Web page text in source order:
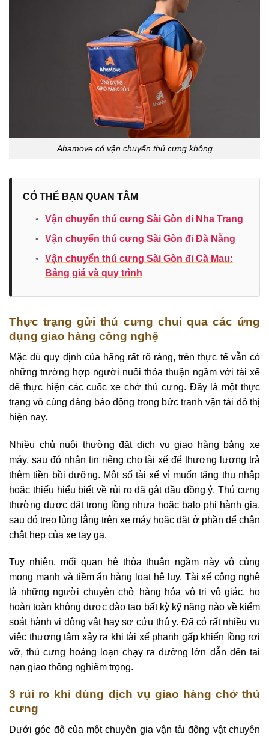
Ahamove có vận chuyển thú cưng không
CÓ THỂ BẠN QUAN TÂM
•
Vận chuyển thú cưng Sài Gòn đi Nha Trang
•
Vận chuyển thú cưng Sài Gòn đi Đà Nẵng
•
Vận chuyển thú cưng Sài Gòn đi Cà Mau:
Bảng giá và quy trình
Thực trạng gửi thú cưng chui qua các ứng
dụng giao hàng công nghệ
Mặc dù quy định của hãng rất rõ ràng, trên thực tế vẫn có
những trường hợp người nuôi thỏa thuận ngầm với tài xế
để thực hiện các cuốc xe chở thú cưng. Đây là một thực
trạng vô cùng đáng báo động trong bức tranh vận tải đô thị
hiện nay.
Nhiều chủ nuôi thường đặt dịch vụ giao hàng bằng xe
máy, sau đó nhắn tin riêng cho tài xế để thương lượng trả
thêm tiền bồi dưỡng. Một số tài xế vì muốn tăng thu nhập
hoặc thiếu hiểu biết về rủi ro đã gật đầu đồng ý. Thú cưng
thường được đặt trong lồng nhựa hoặc balo phi hành gia,
sau đó treo lủng lẳng trên xe máy hoặc đặt ở phần để chân
chật hẹp của xe tay ga.
Tuy nhiên, mối quan hệ thỏa thuận ngầm này vô cùng
mong manh và tiềm ẩn hàng loạt hệ lụy. Tài xế công nghệ
là những người chuyên chở hàng hóa vô tri vô giác, họ
hoàn toàn không được đào tạo bất kỳ kỹ năng nào về kiểm
soát hành vi động vật hay sơ cứu thú y. Đã có rất nhiều vụ
việc thương tâm xảy ra khi tài xế phanh gấp khiến lồng rơi
vỡ, thú cưng hoảng loạn chạy ra đường lớn dẫn đến tai
nạn giao thông nghiêm trọng.
3 rủi ro khi dùng dịch vụ giao hàng chở thú
cưng
Dưới góc độ của một chuyên gia vận tải động vật chuyên